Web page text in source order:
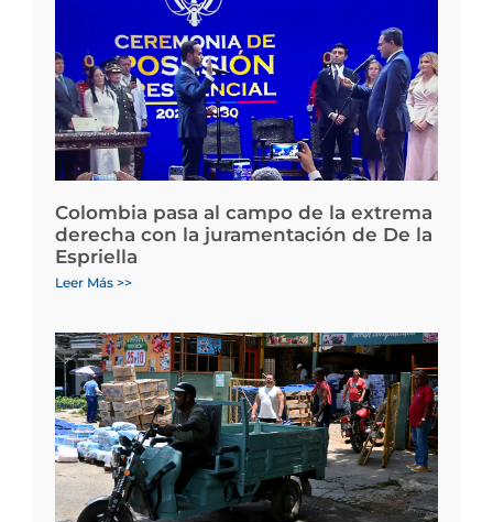
Colombia pasa al campo de la extrema
derecha con la juramentación de De la
Espriella
Leer Más >>